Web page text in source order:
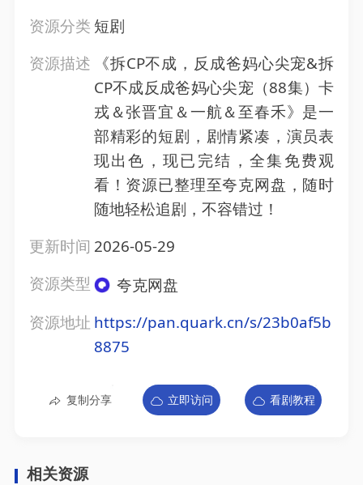
资源分类 短剧
资源描述
《拆CP不成，反成爸妈心尖宠&拆
CP不成反成爸妈心尖宠（88集）卡
戎＆张晋宜＆一航＆至春禾》是一
部精彩的短剧，剧情紧凑，演员表
现出色，现已完结，全集免费观
看！资源已整理至夸克网盘，随时
随地轻松追剧，不容错过！
更新时间 2026-05-29
资源类型
夸克网盘
资源地址 https://pan.quark.cn/s/23b0af5b
8875
复制分享 立即访问 看剧教程
相关资源